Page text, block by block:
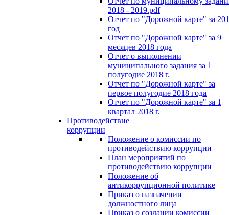
2018 - 2019.pdf
Отчет по "Дорожной карте" за
год
Отчет по "Дорожной карте" за 9
месяцев 2018 года
Отчет о выполнении
муниципального задания за 1
полугодие 2018 г.
Отчет по "Дорожной карте" за
первое полугодие 2018 года
Отчет по "Дорожной карте" за 1
квартал 2018 г.
Противодействие
коррупции
Положение о комиссии по
противодействию коррупции
План мероприятий по
противодействию коррупции
Положение об
антикоррупционной политике
Приказ о назначении
должностного лица
Приказ о создании комиссии